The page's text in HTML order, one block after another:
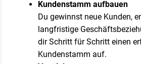
Kundenstamm aufbauen
Du gewinnst neue Kunden,
langfristige
dir Schritt für Schritt einen
Kundenstamm auf.